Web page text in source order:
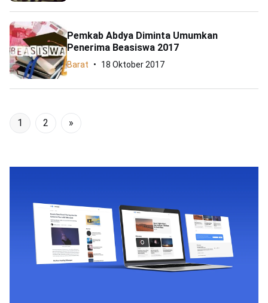
Pemkab Abdya Diminta Umumkan
Penerima Beasiswa 2017
Barat 18 Oktober 2017
1 2 »